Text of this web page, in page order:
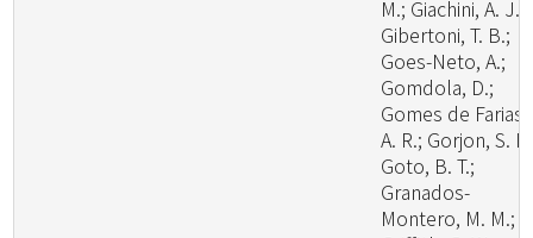
M.; Giachini, A. J.;
Gibertoni, T. B.;
Goes-Neto, A.;
Gomdola, D.;
Gomes de Farias,
A. R.; Gorjon, S.
Goto, B. T.;
Granados-
Montero, M. M.;